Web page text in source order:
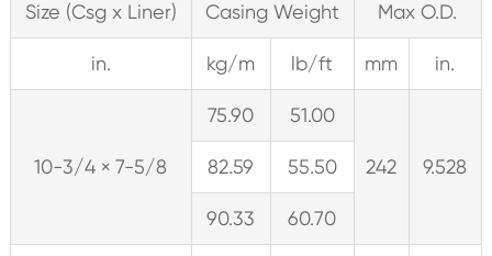
Size (Csg x Liner) Casing Weight Max O.D.
in. kg/m lb/ft mm in.
10-3/4 × 7-5/8
75.90 51.00
242 9.528
82.59 55.50
90.33 60.70